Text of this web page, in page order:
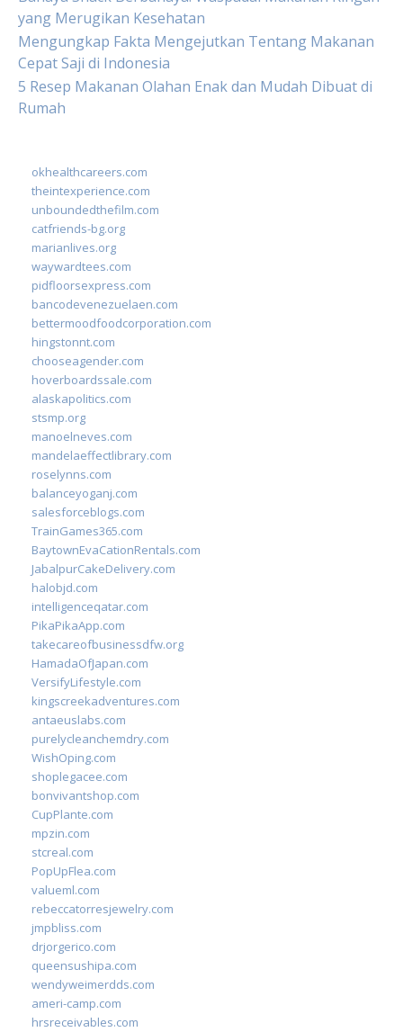
yang Merugikan Kesehatan
Mengungkap Fakta Mengejutkan Tentang Makanan
Cepat Saji di Indonesia
5 Resep Makanan Olahan Enak dan Mudah Dibuat di
Rumah
okhealthcareers.com
theintexperience.com
unboundedthefilm.com
catfriends-bg.org
marianlives.org
waywardtees.com
pidfloorsexpress.com
bancodevenezuelaen.com
bettermoodfoodcorporation.com
hingstonnt.com
chooseagender.com
hoverboardssale.com
alaskapolitics.com
stsmp.org
manoelneves.com
mandelaeffectlibrary.com
roselynns.com
balanceyoganj.com
salesforceblogs.com
TrainGames365.com
BaytownEvaCationRentals.com
JabalpurCakeDelivery.com
halobjd.com
intelligenceqatar.com
PikaPikaApp.com
takecareofbusinessdfw.org
HamadaOfJapan.com
VersifyLifestyle.com
kingscreekadventures.com
antaeuslabs.com
purelycleanchemdry.com
WishOping.com
shoplegacee.com
bonvivantshop.com
CupPlante.com
mpzin.com
stcreal.com
PopUpFlea.com
valueml.com
rebeccatorresjewelry.com
jmpbliss.com
drjorgerico.com
queensushipa.com
wendyweimerdds.com
ameri-camp.com
hrsreceivables.com